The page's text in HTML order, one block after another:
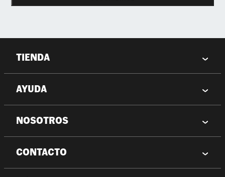
TIENDA
AYUDA
NOSOTROS
CONTACTO